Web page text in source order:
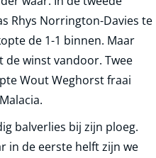
Rhys Norrington-Davies te
de 1-1 binnen. Maar
winst vandoor. Twee
Wout Weghorst fraai
balverlies bij zijn ploeg.
in de eerste helft zijn we